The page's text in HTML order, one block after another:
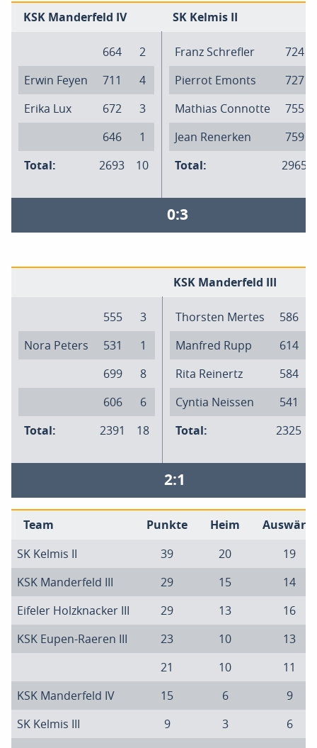
KSK Manderfeld IV SK Kelmis II
664
2
Erwin Feyen
711
4
Erika Lux
672
3
646
1
Total:
2693 10
Franz Schrefler
724
Pierrot Emonts
727
Mathias Connotte
755
Jean Renerken
759
Total:
2965
0:3
KSK Manderfeld III
555
3
Nora Peters
531
1
699
8
606
6
Total:
2391 18
Thorsten Mertes 586
Manfred Rupp
614
Rita Reinertz
584
Cyntia Neissen
541
Total:
2325
2:1
Team Punkte Heim
Auswärts
SK Kelmis II
39 20
19
KSK Manderfeld III
29 15
14
Eifeler Holzknacker III
29 13
16
KSK Eupen-Raeren III
23 10
13
21
10
11
KSK Manderfeld IV
15 6
9
SK Kelmis III
9 3
6